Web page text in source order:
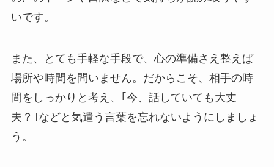
いです。
また、とても手軽な手段で、心の準備さえ整えば
場所や時間を問いません。だからこそ、相手の時
間をしっかりと考え、｢今、話していても大丈
夫？｣などと気遣う言葉を忘れないようにしましょ
う。